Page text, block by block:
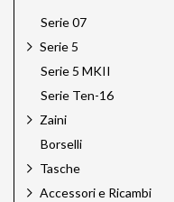
Serie 07
Serie 5
Serie 5 MKII
Serie Ten-16
Zaini
Borselli
Tasche
Accessori e Ricambi